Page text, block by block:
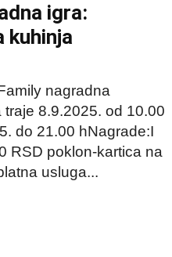
igra:
kuhinja
nagradna
traje 8.9.2025. od 10.00
do 21.00 hNagrade:I
RSD poklon-kartica na
usluga...